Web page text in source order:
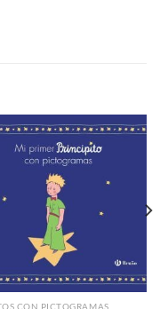
CON PICTOGRAMAS